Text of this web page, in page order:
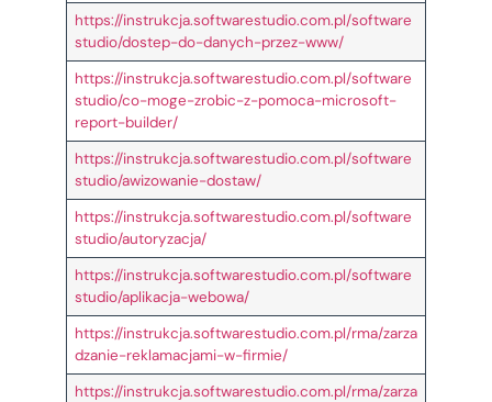
https://instrukcja.softwarestudio.com.pl/software
studio/dostep-do-danych-przez-www/
https://instrukcja.softwarestudio.com.pl/software
studio/co-moge-zrobic-z-pomoca-microsoft-
report-builder/
https://instrukcja.softwarestudio.com.pl/software
studio/awizowanie-dostaw/
https://instrukcja.softwarestudio.com.pl/software
studio/autoryzacja/
https://instrukcja.softwarestudio.com.pl/software
studio/aplikacja-webowa/
https://instrukcja.softwarestudio.com.pl/rma/zarza
dzanie-reklamacjami-w-firmie/
https://instrukcja.softwarestudio.com.pl/rma/zarza